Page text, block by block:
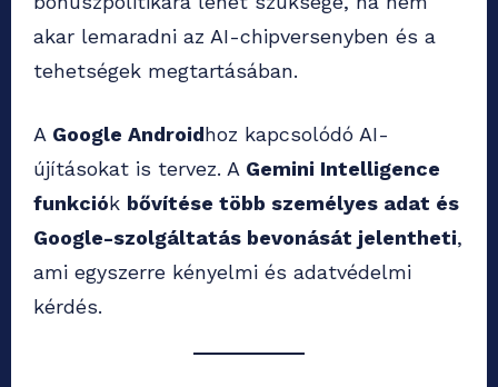
akar lemaradni az AI-chipversenyben és a
tehetségek megtartásában.
A Google Androidhoz kapcsolódó AI-
újításokat is tervez. A Gemini Intelligence
funkciók bővítése több személyes adat és
Google-szolgáltatás bevonását jelentheti,
ami egyszerre kényelmi és adatvédelmi
kérdés.